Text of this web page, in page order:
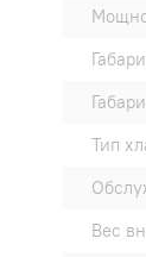
Тип
Вес